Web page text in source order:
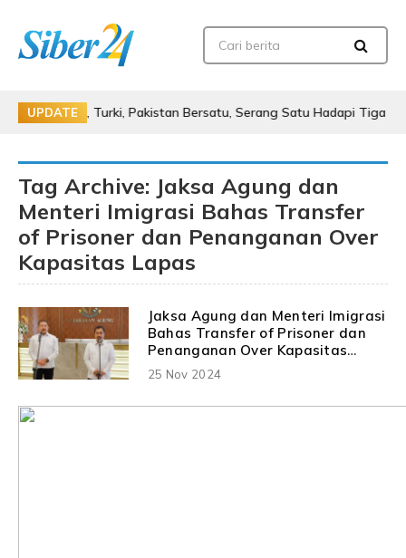
UPDATE
Turki, Pakistan Bersatu, Serang Satu Hadapi Tiga
Tag Archive: Jaksa Agung dan
Menteri Imigrasi Bahas Transfer
of Prisoner dan Penanganan Over
Kapasitas Lapas
Jaksa Agung dan Menteri Imigrasi
Bahas Transfer of Prisoner dan
Penanganan Over Kapasitas
Lapas
25 Nov 2024